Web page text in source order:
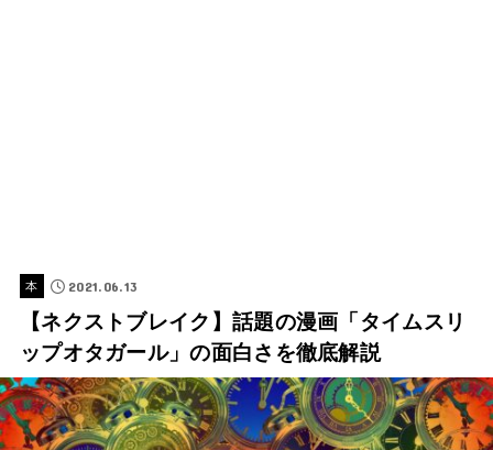
本 2021.06.13
【ネクストブレイク】話題の漫画「タイムスリ
ップオタガール」の面白さを徹底解説